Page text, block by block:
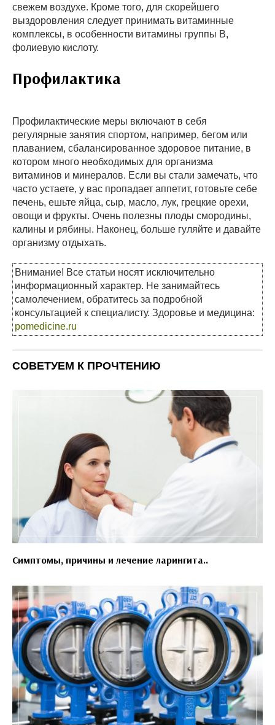
свежем воздухе. Кроме того, для скорейшего
выздоровления следует принимать витаминные
комплексы, в особенности витамины группы В,
фолиевую кислоту.
Профилактика
Профилактические меры включают в себя
регулярные занятия спортом, например, бегом или
плаванием, сбалансированное здоровое питание, в
котором много необходимых для организма
витаминов и минералов. Если вы стали замечать, что
часто устаете, у вас пропадает аппетит, готовьте себе
печень, ешьте яйца, сыр, масло, лук, грецкие орехи,
овощи и фрукты. Очень полезны плоды смородины,
калины и рябины. Наконец, больше гуляйте и давайте
организму отдыхать.
Внимание! Все статьи носят исключительно
информационный характер. Не занимайтесь
самолечением, обратитесь за подробной
консультацией к специалисту. Здоровье и медицина:
pomedicine.ru
СОВЕТУЕМ К ПРОЧТЕНИЮ
Симптомы, причины и лечение ларингита..